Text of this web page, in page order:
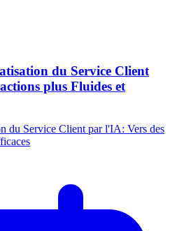
du Service Client
plus Fluides et
du Service Client par l'IA: Vers des